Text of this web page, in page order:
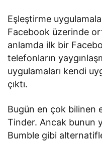
Eşleştirme
Facebook üzerinde
anlamda ilk bir
telefonların
uygulamaları kendi
çıktı.
Bugün en çok bilinen
Tinder. Ancak bunun
Bumble gibi